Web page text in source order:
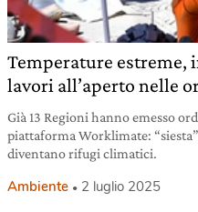
Temperature estreme,
lavori all’aperto nelle
Già 13 Regioni hanno emesso
piattaforma Worklimate:
diventano rifugi climatici.
Ambiente 2 luglio 2025